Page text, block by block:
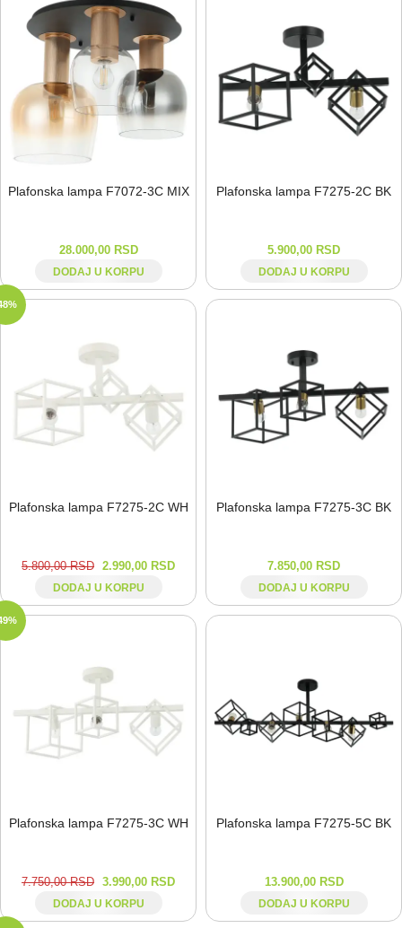
Plafonska lampa F7072-⁠3C MIX
28.000,00 RSD
DODAJ U KORPU
Plafonska lampa F7275-⁠2C BK
5.900,00 RSD
DODAJ U KORPU
Plafonska lampa F7275-⁠2C WH
5.800,00RSD 2.990,00 RSD
DODAJ U KORPU
Plafonska lampa F7275-⁠3C BK
7.850,00 RSD
DODAJ U KORPU
Plafonska lampa F7275-⁠3C WH
7.750,00RSD 3.990,00 RSD
DODAJ U KORPU
Plafonska lampa F7275-⁠5C BK
13.900,00 RSD
DODAJ U KORPU